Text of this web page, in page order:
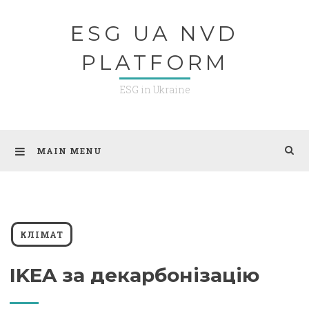
ESG UA NVD
PLATFORM
ESG in Ukraine
MAIN MENU
КЛІМАТ
IKEA за декарбонізацію